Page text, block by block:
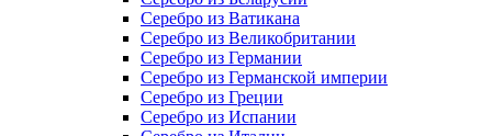
Серебро из Ватикана
Серебро из Великобритании
Серебро из Германии
Серебро из Германской империи
Серебро из Греции
Серебро из Испании